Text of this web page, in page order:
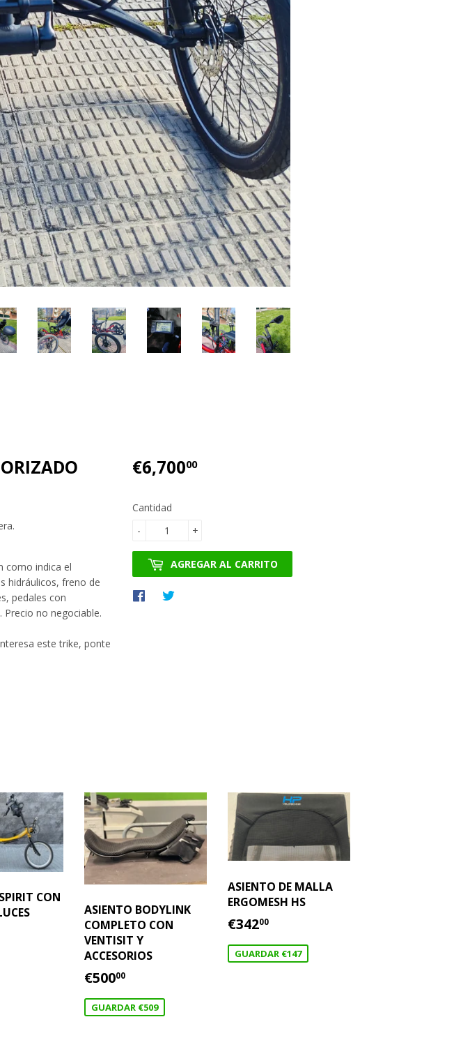
como indica el
hidráulicos, freno de
pedales con
no negociable.
este trike, ponte
€6,70000€6,700.00
Cantidad
+
-
AGREGAR AL CARRITO
Compartir
CON
ASIENTO BODYLINK
COMPLETO CON
VENTISIT Y
ACCESORIOS
PRECIO
OFERTA
€50000
GUARDAR €509
ASIENTO DE MALLA
ERGOMESH HS
PRECIO
OFERTA
€34200
GUARDAR €147